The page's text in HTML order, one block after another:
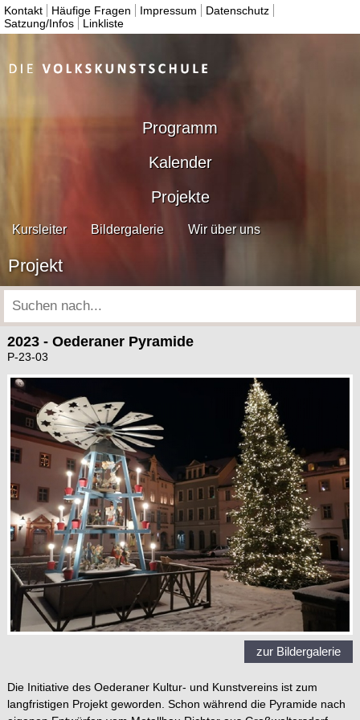
Kontakt Häufige Fragen Impressum
Datenschutz
Satzung/Infos
Linkliste
Programm
Kalender
Projekte
Kursleiter Bildergalerie Wir über uns
Projekt
2023 - Oederaner Pyramide
P-23-03
zur Bildergalerie
Die Initiative des Oederaner Kultur- und Kunstvereins ist zum
langfristigen Projekt geworden. Schon während die Pyramide nach